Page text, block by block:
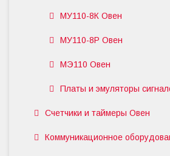
МУ110-8К Овен
МУ110-8Р Овен
МЭ110 Овен
Платы и эмуляторы
Счетчики и таймеры Овен
Коммуникационное